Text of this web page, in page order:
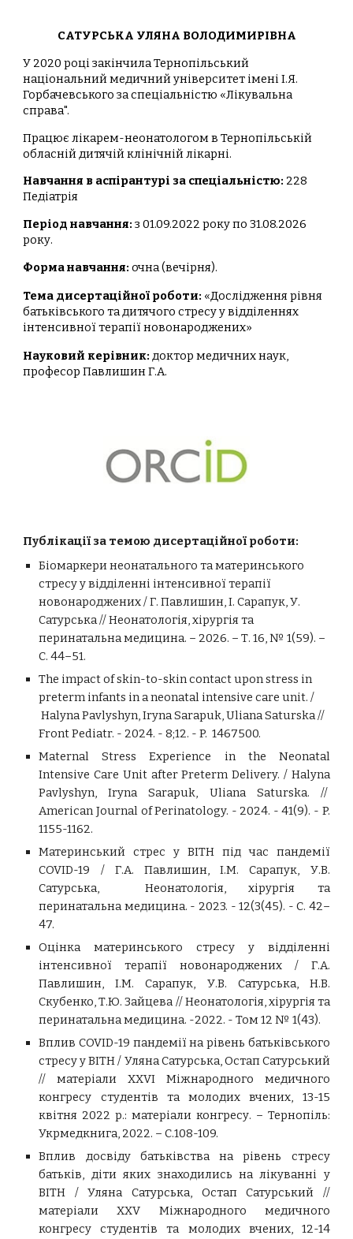
САТУРСЬКА УЛЯНА ВОЛОДИМИРІВНА
У 2020 році закінчила Тернопільський
національний медичний університет імені І.Я.
Горбачевського за спеціальністю «Лікувальна
справа".
Працює лікарем-неонатологом в Тернопільській
обласній дитячій клінічній лікарні.
Навчання в аспірантурі за спеціальністю: 228
Педіатрія
Період навчання: з 01.09.2022 року по 31.08.2026
року.
Форма навчання: очна (вечірня).
Тема дисертаційної роботи: «Дослідження рівня
батьківського та дитячого стресу у відділеннях
інтенсивної терапії новонароджених»
Науковий керівник: доктор медичних наук,
професор Павлишин Г.А.
Публікації за темою дисертаційної роботи:
Біомаркери неонатального та материнського
стресу у відділенні інтенсивної терапії
новонароджених / Г. Павлишин, І. Сарапук, У.
Сатурська // Неонатологія, хірургія та
перинатальна медицина. – 2026. – Т. 16, № 1(59). –
С. 44–51.
The impact of skin-to-skin contact upon stress in
preterm infants in a neonatal intensive care unit. /
Нalyna Pavlyshyn, Iryna Sarapuk, Uliana Saturska//
Front Pediatr. - 2024. - 8;12. - P. 1467500.
Maternal Stress Experience in the Neonatal
Intensive Care Unit after Preterm Delivery. / Нalyna
Pavlyshyn, Iryna Sarapuk, Uliana Saturska. //
American Journal of Perinatology. - 2024. - 41(9). - P.
1155-1162.
Материнський стрес у ВІТН під час пандемії
COVID-19 / Г.А. Павлишин, І.М. Сарапук, У.В.
Сатурська,
Неонатологія, хірургія та
перинатальна медицина. - 2023. - 12(3(45). - С. 42–
47.
Оцінка материнського стресу у відділенні
інтенсивної терапії новонароджених / Г.А.
Павлишин, І.М. Сарапук, У.В. Сатурська, Н.В.
Скубенко, Т.Ю. Зайцева // Неонатологія, хірургія та
перинатальна медицина. -2022. - Том 12 № 1(43).
Вплив COVID-19 пандемії на рівень батьківського
стресу у ВІТН / Уляна Сатурська, Остап Сатурський
// матеріали XXVІ Міжнародного медичного
конгресу студентів та молодих вчених, 13-15
квітня 2022 р.: матеріали конгресу. – Тернопіль:
Укрмедкнига, 2022. – С.108-109.
Вплив досвіду батьківства на рівень стресу
батьків, діти яких знаходились на лікуванні у
ВІТН / Уляна Сатурська, Остап Сатурський //
матеріали XXV Міжнародного медичного
конгресу студентів та молодих вчених, 12-14